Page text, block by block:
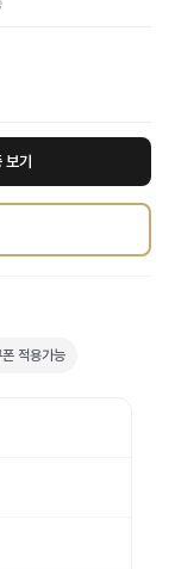
기
적용가능